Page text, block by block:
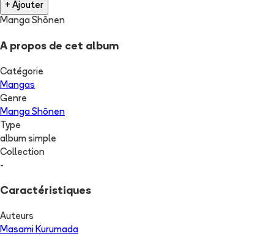
+ Ajouter
Manga Shōnen
A propos de cet album
Catégorie
Mangas
Genre
Manga Shōnen
Type
album simple
Collection
-
Caractéristiques
Auteurs
Masami Kurumada